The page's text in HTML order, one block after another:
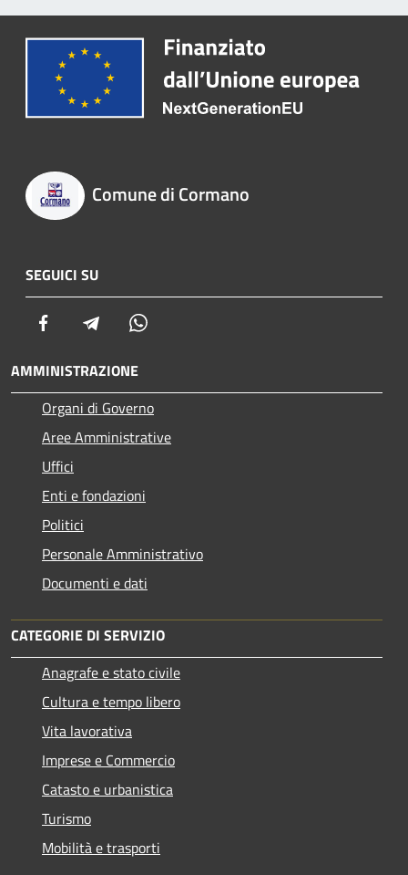
Comune di Cormano
SEGUICI SU
Facebook Telegram
AMMINISTRAZIONE
Organi di Governo
Aree Amministrative
Uffici
Enti e fondazioni
Politici
Personale Amministrativo
Documenti e dati
CATEGORIE DI SERVIZIO
Anagrafe e stato civile
Cultura e tempo libero
Vita lavorativa
Imprese e Commercio
Catasto e urbanistica
Turismo
Mobilità e trasporti